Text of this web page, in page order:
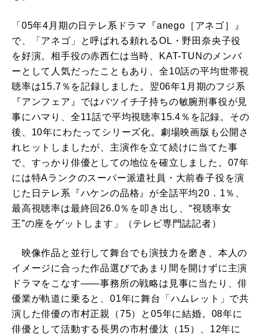
「05年4月期の日テレ系ドラマ『anego［アネゴ］』
で、「アネゴ」と呼ばれる頼れるOL・野田奈央子役
を好演。相手役の赤西仁は当時、KAT-TUNのメンバ
ーとして人気だったこともあり、全10話の平均世帯視
聴率は15.7％を記録しました。翌06年1月期のフジ系
『アンフェア』ではバツイチ子持ちの敏腕刑事役が見
事にハマり、全11話で平均視聴率15.4％を記録。その
後、10年にわたってシリーズ化。劇場映画版も公開さ
れヒットしましたが、主演作を立て続けに当てた事
で、すっかり俳優としての地位を確立しました。07年
には特Aランクのスーパー派遣社員・大前春子役を演
じた日テレ系『ハケンの品格』が全話平均20．1％、
最高視聴率は最終回26.0％を叩き出し、“視聴率女
王”の座をゲットします」（テレビ専門誌記者）
映像作品と並行して舞台でも演技力を磨き、本人の
イメージに合った作品選びであまり間を開けずに主演
ドラマをこなす――事務所の戦略は見事に当たり、俳
優業が軌道に乗ると、01年に舞台「ハムレット」で共
演した俳優の市村正親（75）と05年に結婚。08年に
俳優として活動する長男の市村優汰（15）、12年に